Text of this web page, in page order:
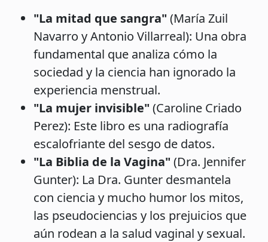
"La mitad que sangra" (María Zuil
Navarro y Antonio Villarreal): Una obra
fundamental que analiza cómo la
sociedad y la ciencia han ignorado la
experiencia menstrual.
"La mujer invisible" (Caroline Criado
Perez): Este libro es una radiografía
escalofriante del sesgo de datos.
"La Biblia de la Vagina" (Dra. Jennifer
Gunter): La Dra. Gunter desmantela
con ciencia y mucho humor los mitos,
las pseudociencias y los prejuicios que
aún rodean a la salud vaginal y sexual.